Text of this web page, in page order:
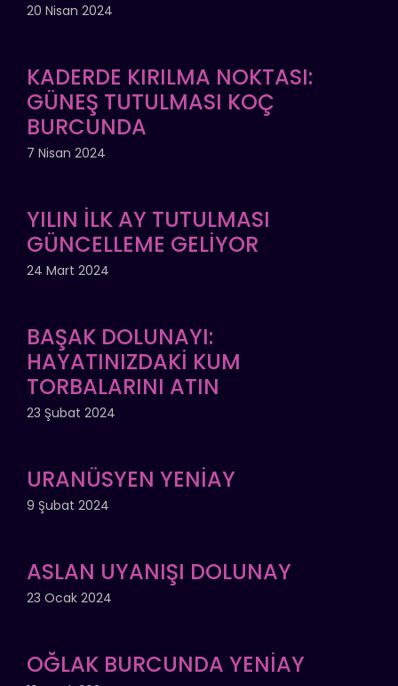
20 Nisan 2024
KADERDE KIRILMA NOKTASI:
GÜNEŞ TUTULMASI KOÇ
BURCUNDA
7 Nisan 2024
YILIN İLK AY TUTULMASI
GÜNCELLEME GELİYOR
24 Mart 2024
BAŞAK DOLUNAYI:
HAYATINIZDAKİ KUM
TORBALARINI ATIN
23 Şubat 2024
URANÜSYEN YENİAY
9 Şubat 2024
ASLAN UYANIŞI DOLUNAY
23 Ocak 2024
OĞLAK BURCUNDA YENİAY